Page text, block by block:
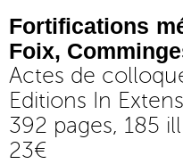
Fortifications
Foix,
Actes de
Editions In
392 pages, 185
23€